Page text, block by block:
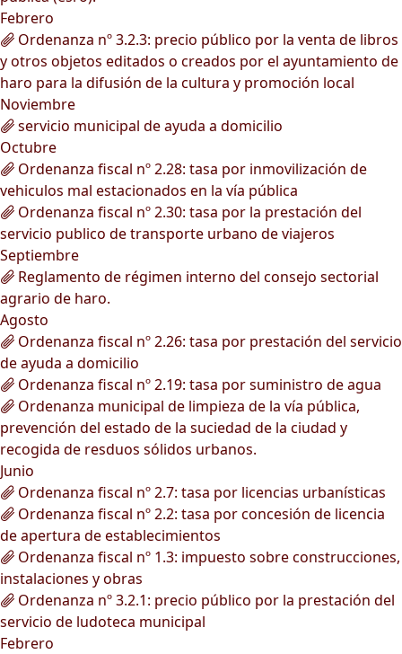
Febrero
Ordenanza nº 3.2.3: precio público por la venta de libros
y otros objetos editados o creados por el ayuntamiento de
haro para la difusión de la cultura y promoción local
Noviembre
servicio municipal de ayuda a domicilio
Octubre
Ordenanza fiscal nº 2.28: tasa por inmovilización de
vehiculos mal estacionados en la vía pública
Ordenanza fiscal nº 2.30: tasa por la prestación del
servicio publico de transporte urbano de viajeros
Septiembre
Reglamento de régimen interno del consejo sectorial
agrario de haro.
Agosto
Ordenanza fiscal nº 2.26: tasa por prestación del servicio
de ayuda a domicilio
Ordenanza fiscal nº 2.19: tasa por suministro de agua
Ordenanza municipal de limpieza de la vía pública,
prevención del estado de la suciedad de la ciudad y
recogida de resduos sólidos urbanos.
Junio
Ordenanza fiscal nº 2.7: tasa por licencias urbanísticas
Ordenanza fiscal nº 2.2: tasa por concesión de licencia
de apertura de establecimientos
Ordenanza fiscal nº 1.3: impuesto sobre construcciones,
instalaciones y obras
Ordenanza nº 3.2.1: precio público por la prestación del
servicio de ludoteca municipal
Febrero